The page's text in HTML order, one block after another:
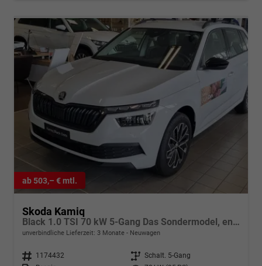
ab 503,– € mtl.
Skoda Kamiq
Black 1.0 TSI 70 kW 5-Gang Das Sondermodel, entdecken Sie die reichhaltige Serienausstattung
unverbindliche Lieferzeit: 3 Monate Neuwagen
Fahrzeugnr. 1174432 Getriebe Schalt. 5-Gang